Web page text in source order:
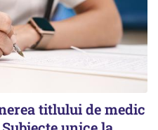
titlului de medic